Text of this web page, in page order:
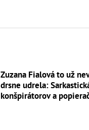
Zuzana Fialová to už
drsne udrela:
konšpirátorov a